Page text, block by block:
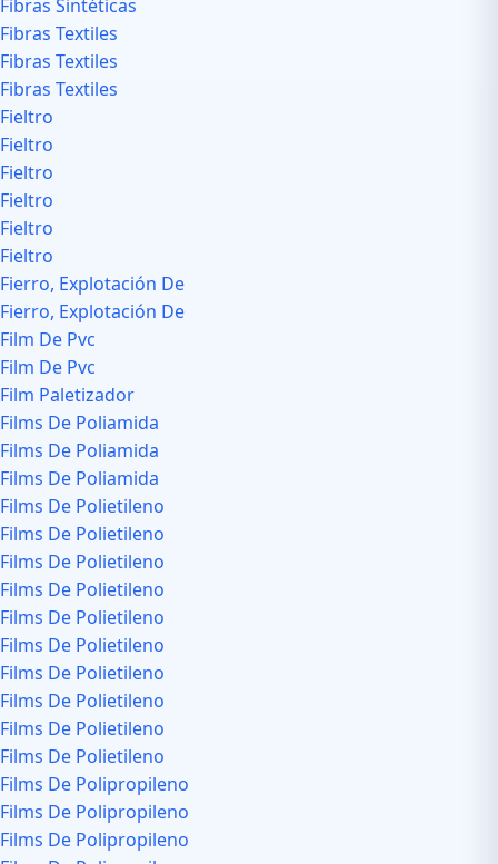
Fibras Sintéticas
Fibras Textiles
Fibras Textiles
Fibras Textiles
Fieltro
Fieltro
Fieltro
Fieltro
Fieltro
Fieltro
Fierro, Explotación De
Fierro, Explotación De
Film De Pvc
Film De Pvc
Film Paletizador
Films De Poliamida
Films De Poliamida
Films De Poliamida
Films De Polietileno
Films De Polietileno
Films De Polietileno
Films De Polietileno
Films De Polietileno
Films De Polietileno
Films De Polietileno
Films De Polietileno
Films De Polietileno
Films De Polietileno
Films De Polipropileno
Films De Polipropileno
Films De Polipropileno